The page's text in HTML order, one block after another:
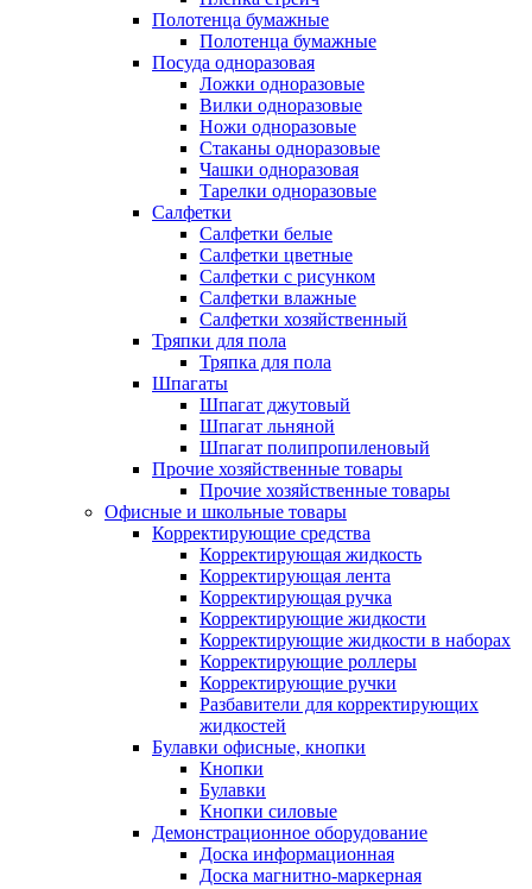
Полотенца бумажные
Полотенца бумажные
Посуда одноразовая
Ложки одноразовые
Вилки одноразовые
Ножи одноразовые
Стаканы одноразовые
Чашки одноразовая
Тарелки одноразовые
Салфетки
Салфетки белые
Салфетки цветные
Салфетки с рисунком
Салфетки влажные
Салфетки хозяйственный
Тряпки для пола
Тряпка для пола
Шпагаты
Шпагат джутовый
Шпагат льняной
Шпагат полипропиленовый
Прочие хозяйственные товары
Прочие хозяйственные товары
Офисные и школьные товары
Корректирующие средства
Корректирующая жидкость
Корректирующая лента
Корректирующая ручка
Корректирующие жидкости
Корректирующие жидкости в наборах
Корректирующие роллеры
Корректирующие ручки
Разбавители для корректирующих
жидкостей
Булавки офисные, кнопки
Кнопки
Булавки
Кнопки силовые
Демонстрационное оборудование
Доска информационная
Доска магнитно-маркерная